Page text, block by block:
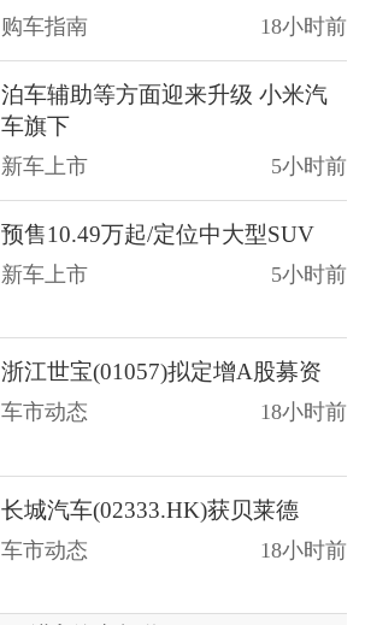
购车指南 18小时前
泊车辅助等方面迎来升级 小米汽
车旗下
新车上市 5小时前
预售10.49万起/定位中大型SUV
新车上市 5小时前
浙江世宝(01057)拟定增A股募资
车市动态 18小时前
长城汽车(02333.HK)获贝莱德
车市动态 18小时前